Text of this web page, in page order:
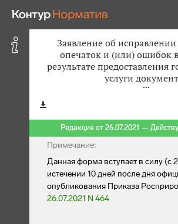
Заявление об
опечаток и (или) ошибок
результате предоставления
услуги
Редакция от 26.07.2021 —
Примечание:
Данная форма вступает в силу (с
истечении 10 дней после дня
опубликования Приказа
26.07.2021 N 464